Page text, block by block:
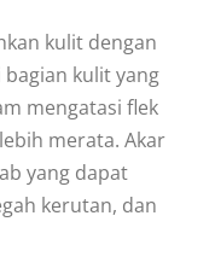
kulit dengan
kulit yang
mengatasi flek
merata. Akar
yang dapat
kerutan, dan